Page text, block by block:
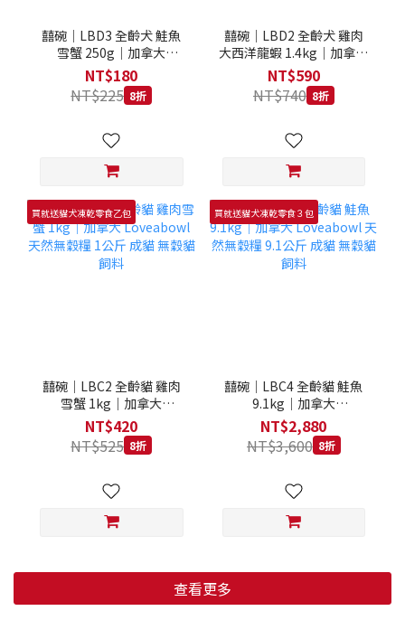
囍碗｜LBD3 全齡犬 鮭魚
雪蟹 250g｜加拿大
Loveabowl 天然無穀糧
250克 成犬 無穀狗飼料
NT$180
NT$225 8折
囍碗｜LBD2 全齡犬 雞肉
大西洋龍蝦 1.4kg｜加拿大
Loveabowl 天然無穀糧
1.4公斤 成犬 無穀狗飼料
NT$590
NT$740 8折
買就送貓犬凍乾零食乙包
囍碗｜LBC2 全齡貓 雞肉
雪蟹 1kg｜加拿大
Loveabowl 天然無穀糧 1
公斤 成貓 無穀貓飼料
NT$420
NT$525 8折
買就送貓犬凍乾零食３包
囍碗｜LBC4 全齡貓 鮭魚
9.1kg｜加拿大
Loveabowl 天然無穀糧
9.1公斤 成貓 無穀貓飼料
NT$2,880
NT$3,600 8折
查看更多